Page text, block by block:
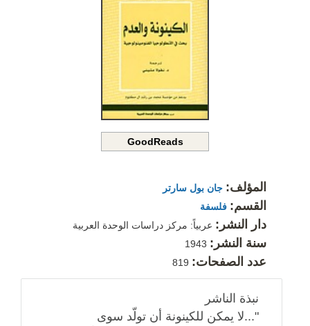
GoodReads
المؤلف: جان بول سارتر
القسم: فلسفة
دار النشر: عربياً: مركز دراسات الوحدة العربية
سنة النشر:
عدد الصفحات:
نبذة الناشر
"...لا يمكن للكينونة أن تولّد سوى